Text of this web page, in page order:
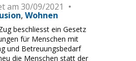
am 30/09/2021
Wohnen
beschliesst ein Gesetz
für Menschen mit
und Betreuungsbedarf
die Menschen statt der